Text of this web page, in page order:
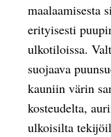
maalaamisesta
erityisesti
ulkotiloissa.
suojaava
kauniin värin
kosteudelta,
ulkoisilta